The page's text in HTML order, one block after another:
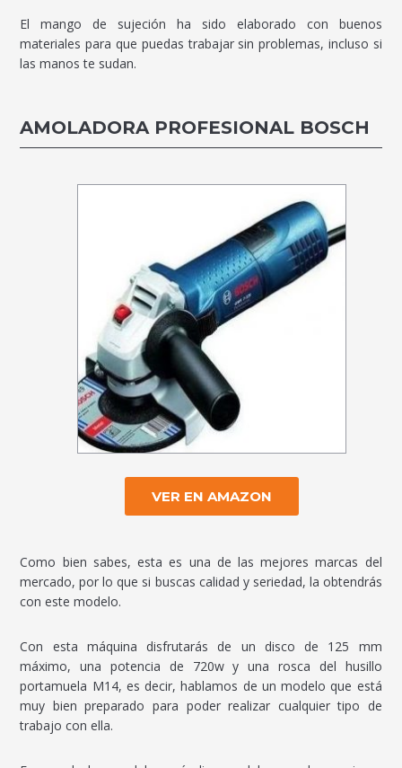
El mango de sujeción ha sido elaborado con buenos
materiales para que puedas trabajar sin problemas, incluso si
las manos te sudan.
AMOLADORA PROFESIONAL BOSCH
VER EN AMAZON
Como bien sabes, esta es una de las mejores marcas del
mercado, por lo que si buscas calidad y seriedad, la obtendrás
con este modelo.
Con esta máquina disfrutarás de un disco de 125 mm
máximo, una potencia de 720w y una rosca del husillo
portamuela M14, es decir, hablamos de un modelo que está
muy bien preparado para poder realizar cualquier tipo de
trabajo con ella.